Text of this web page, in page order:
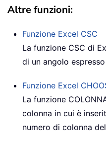
Altre funzioni:
Funzione Excel CSC
La funzione CSC di
di un angolo
Funzione Excel
La funzione
colonna in cui è
numero di colonna